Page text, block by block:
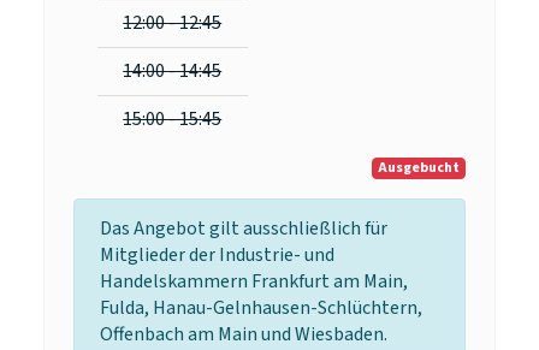
12:00 - 12:45
14:00 - 14:45
15:00 - 15:45
Ausgebucht
Das Angebot gilt ausschließlich für
Mitglieder der Industrie- und
Handelskammern Frankfurt am Main,
Fulda, Hanau-Gelnhausen-Schlüchtern,
Offenbach am Main und Wiesbaden.